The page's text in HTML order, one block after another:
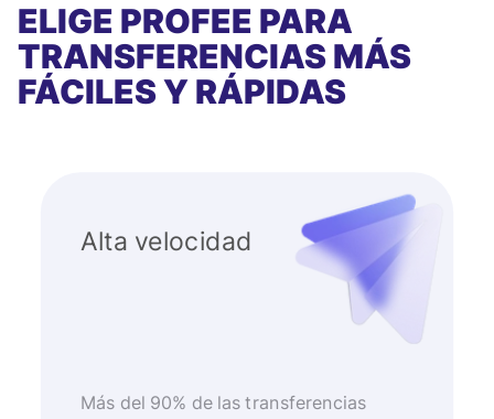
ELIGE PROFEE PARA
TRANSFERENCIAS MÁS
FÁCILES Y RÁPIDAS
Alta velocidad
Más del 90% de las transferencias